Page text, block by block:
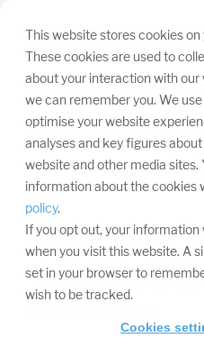
This website stores cookies
These cookies are used to
about your interaction with our
we can remember you. We
optimise your website
analyses and key figures
website and other media sites.
information about the cookies
policy.
If you opt out, your
when you visit this website. A
set in your browser to
wish to be tracked.
Cookies
überspringen.
Vom